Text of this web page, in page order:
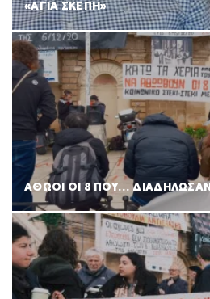
«ΑΓΙΑ ΣΚΕΠΗ»
ΑΘΩΟΙ ΟΙ 8 ΠΟΥ… ΔΙΑΔΗΛΩΣΑΝ